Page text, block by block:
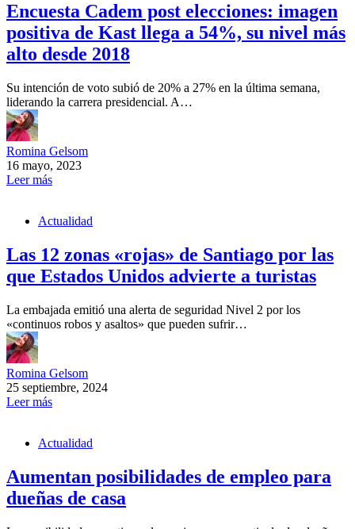
Encuesta Cadem post elecciones: imagen
positiva de Kast llega a 54%, su nivel más
alto desde 2018
Su intención de voto subió de 20% a 27% en la última semana,
liderando la carrera presidencial. A…
Romina Gelsom
16 mayo, 2023
Leer más
Actualidad
Las 12 zonas «rojas» de Santiago por las
que Estados Unidos advierte a turistas
La embajada emitió una alerta de seguridad Nivel 2 por los
«continuos robos y asaltos» que pueden sufrir…
Romina Gelsom
25 septiembre, 2024
Leer más
Actualidad
Aumentan posibilidades de empleo para
dueñas de casa